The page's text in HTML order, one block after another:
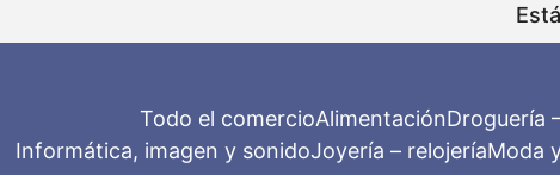
Todo el comercioAlimentaciónDroguería
Informática, imagen y sonidoJoyería – relojeríaModa